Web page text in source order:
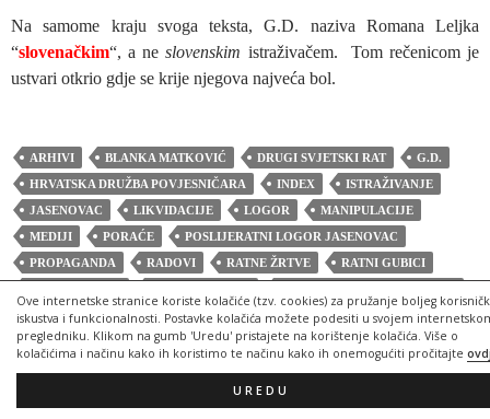
Ove internetske stranice koriste kolačiće (tzv. cookies) za pružanje boljeg
iskustva i funkcionalnosti. Postavke kolačića možete podesiti u svojem
pregledniku. Klikom na gumb 'Uredu' pristajete na korištenje kolačića. Više o
kolačićima i načinu kako ih koristimo te načinu kako ih onemogućiti pročitajte
UREDU
Na samome kraju svoga teksta, G.D. naziva Romana Leljka
“slovenačkim“, a neslovenskim istraživačem. Tom rečenicom je
ustvari otkrio gdje se krije njegova najveća bol.
ARHIVI BLANKA MATKOVIĆ DRUGI SVJETSKI RAT
G.D.
HRVATSKA DRUŽBA POVJESNIČARA
INDEX
ISTRAŽIVANJE
JASENOVAC
LIKVIDACIJE LOGOR
MANIPULACIJE
MEDIJI
PORAĆE
POSLIJERATNI LOGOR JASENOVAC
PROPAGANDA
RADOVI RATNE ŽRTVE
RATNI GUBICI
SPOMEN PODRUČJE JASENOVAC
STIPO PILIĆ ŽRTVE